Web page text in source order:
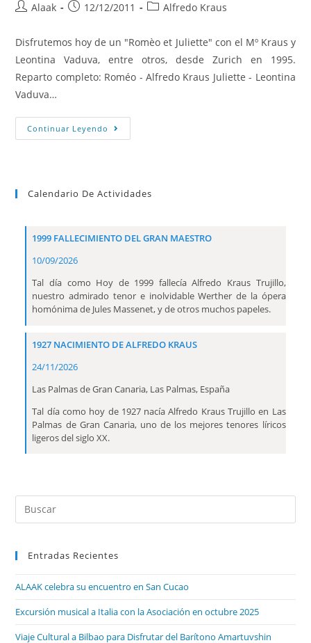
Alaak 12/12/2011 Alfredo Kraus
Disfrutemos hoy de un "Romèo et Juliette" con el Mº Kraus y
Leontina Vaduva, entre otros, desde Zurich en 1995.
Reparto completo: Roméo - Alfredo Kraus Juliette - Leontina
Vaduva…
Continuar Leyendo
Calendario De Actividades
1999 FALLECIMIENTO DEL GRAN MAESTRO
10/09/2026
Tal día como Hoy de 1999 fallecía Alfredo Kraus Trujillo,
nuestro admirado tenor e inolvidable Werther de la ópera
homónima de Jules Massenet, y de otros muchos papeles.
1927 NACIMIENTO DE ALFREDO KRAUS
24/11/2026
Las Palmas de Gran Canaria, Las Palmas, España
Tal día como hoy de 1927 nacía Alfredo Kraus Trujillo en Las
Palmas de Gran Canaria, uno de los mejores tenores líricos
ligeros del siglo XX.
Entradas Recientes
ALAAK celebra su encuentro en San Cucao
Excursión musical a Italia con la Asociación en octubre 2025
Viaje Cultural a Bilbao para Disfrutar del Barítono Amartuvshin